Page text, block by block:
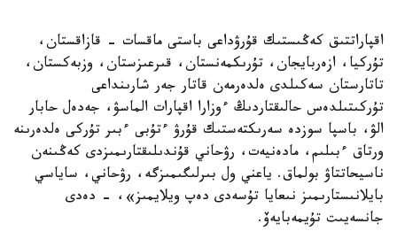
اقپاراتتىق كەڭىستىك قۇرۋداعى باستى ماقسات - قازاقستان،
تۇركيا، ازەربايجان، تۇرىكمەنستان، قىرعىزستان، وزبەكستان،
تاتارستان سەكىلدى ەلدەرمەن قاتار جەر شارىنداعى
تۇركىتىلدەس حالىقتاردىڭ ءوزارا اقپارات الماسۋ، جەدەل حابار
الۋ، باسپا سوزدە سەرىكتەستىك قۇرۋ ءتۇبى ءبىر تۇركى ەلدەرىنە
ورتاق ءبىلىم، مادەنيەت، رۋحاني قۇندىلىقتارىمىزدى كەڭىنەن
ناسيحاتتاۋ بولماق. ياعني ول بىرلىگىمىزگە، رۋحاني، ساياسي
بايلانىستارىمىز نىعايا تۇسەدى دەپ ويلايمىز»، - دەدى
جانسەيىت تۇيمەبايەۆ.